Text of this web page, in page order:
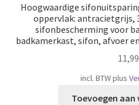
Hoogwaardige
oppervlak: antracietgrijs,
sifonbescherming voor
badkamerkast, sifon, afvoer
11,99
incl. BTWplus
Toevoegen aan